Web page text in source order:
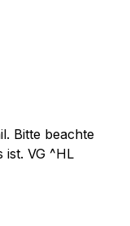
Bitte beachte
ist. VG ^HL